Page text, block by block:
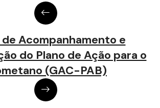
Acompanhamento e
do Plano de Ação para o
(GAC-PAB)